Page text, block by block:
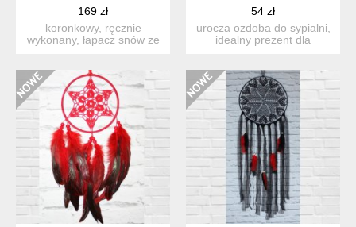
169 zł
koronkowy, ręcznie
wykonany, łapacz snów ze
54 zł
urocza ozdoba do sypialni,
idealny prezent dla